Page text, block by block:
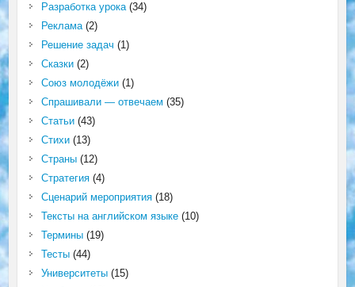
Разработка урока(34)
Реклама(2)
Решение задач (1)
Сказки(2)
Союз молодёжи(1)
Спрашивали — отвечаем (35)
Статьи(43)
Стихи(13)
Страны(12)
Стратегия(4)
Сценарий мероприятия(18)
Тексты на английском языке(10)
Термины(19)
Тесты(44)
Университеты(15)